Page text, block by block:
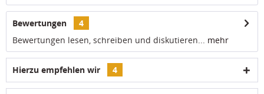
Bewertungen
4
Bewertungen lesen, schreiben und diskutieren... mehr
Hierzu empfehlen wir 4